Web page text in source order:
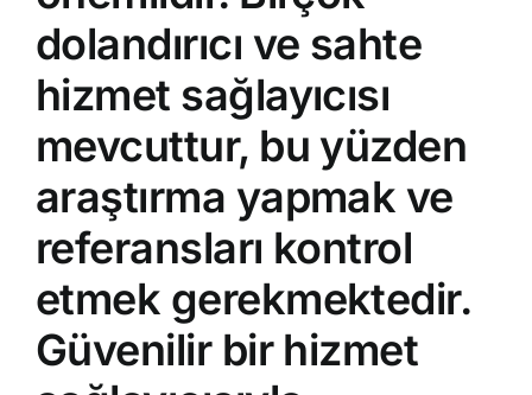
dolandırıcı ve sahte
hizmet sağlayıcısı
mevcuttur, bu yüzden
araştırma yapmak ve
referansları kontrol
etmek gerekmektedir.
Güvenilir bir hizmet